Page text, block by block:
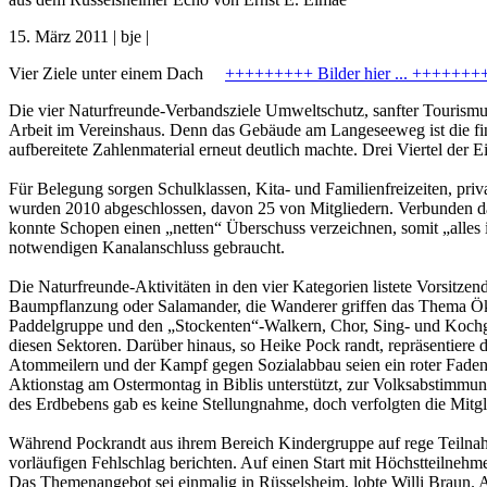
15. März 2011 | bje |
Vier Ziele unter einem Dach +++++++++ Bilder hier ...
Die vier Naturfreunde-Verbandsziele Umweltschutz, sanfter
Arbeit im Vereinshaus. Denn das Gebäude am Langeseeweg ist die
aufbereitete Zahlenmaterial erneut deutlich machte. Drei Viertel der
Für Belegung sorgen Schulklassen, Kita- und Familienfreizeiten,
wurden 2010 abgeschlossen, davon 25 von Mitgliedern. Verbunden
konnte Schopen einen „netten“ Überschuss verzeichnen, somit
notwendigen Kanalanschluss gebraucht.
Die Naturfreunde-Aktivitäten in den vier Kategorien listete
Baumpflanzung oder Salamander, die Wanderer griffen das Thema
Paddelgruppe und den „Stockenten“-Walkern, Chor, Sing- und
diesen Sektoren. Darüber hinaus, so Heike Pock randt,
Atommeilern und der Kampf gegen Sozialabbau seien ein roter
Aktionstag am Ostermontag in Biblis unterstützt, zur
des Erdbebens gab es keine Stellungnahme, doch verfolgten die
Während Pockrandt aus ihrem Bereich Kindergruppe auf rege
vorläufigen Fehlschlag berichten. Auf einen Start mit
Das Themenangebot sei einmalig in Rüsselsheim, lobte Willi